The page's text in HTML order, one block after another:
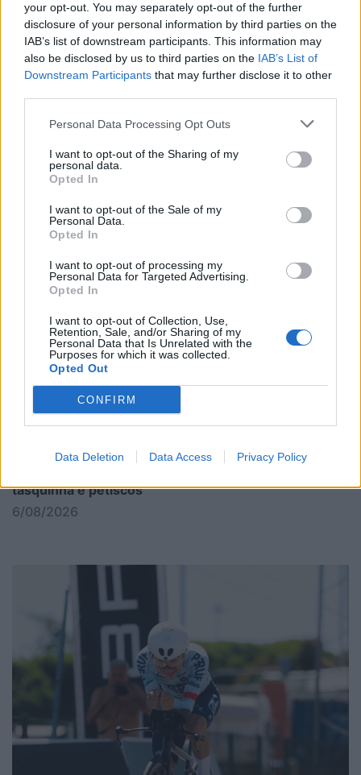
your opt-out. You may separately opt-out of the further
disclosure of your personal information by third parties on the
IAB’s list of downstream participants. This information may
also be disclosed by us to third parties on the IAB’s List of
Downstream Participants that may further disclose it to other
Personal Data Processing Opt Outs
I want to opt-out of the Sharing of my
personal data.
Opted In
I want to opt-out of the Sale of my
Personal Data.
Opted In
I want to opt-out of processing my
Personal Data for Targeted Advertising.
Opted In
I want to opt-out of Collection, Use,
Retention, Sale, and/or Sharing of my
Personal Data that Is Unrelated with the
Purposes for which it was collected.
Opted Out
CONFIRM
Data Deletion Data Access Privacy Policy
Azeméis
6/08/2026
tasquinha e petiscos
6/08/2026